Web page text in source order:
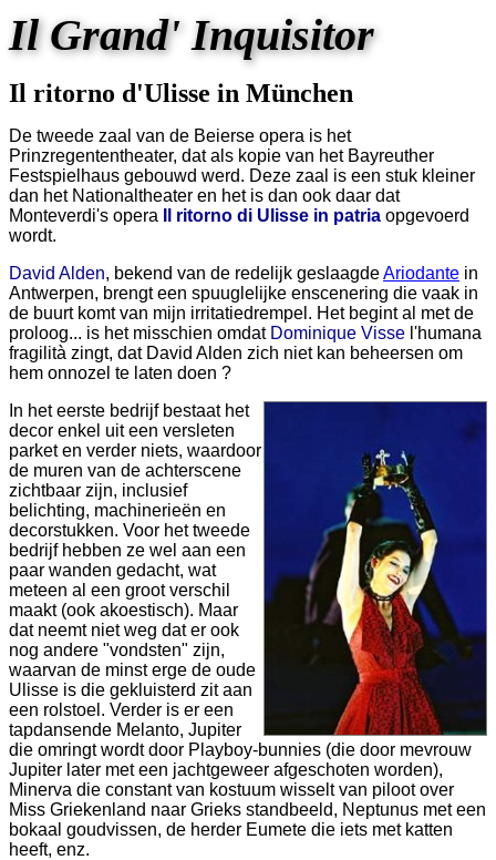
Il Grand' Inquisitor
Il ritorno d'Ulisse in München
De tweede zaal van de Beierse opera is het
Prinzregententheater, dat als kopie van het Bayreuther
Festspielhaus gebouwd werd. Deze zaal is een stuk kleiner
dan het Nationaltheater en het is dan ook daar dat
Monteverdi's opera
Il ritorno di Ulisse in patria opgevoerd
wordt.
David Alden, bekend van de redelijk geslaagdeAriodante in
Antwerpen, brengt een spuuglelijke enscenering die vaak in
de buurt komt van mijn irritatiedrempel. Het begint al met de
proloog... is het misschien omdat Dominique Visse l'humana
fragilità zingt, dat David Alden zich niet kan beheersen om
hem onnozel te laten doen ?
In het eerste bedrijf bestaat het
decor enkel uit een versleten
parket en verder niets, waardoor
de muren van de achterscene
zichtbaar zijn, inclusief
belichting, machinerieën en
decorstukken. Voor het tweede
bedrijf hebben ze wel aan een
paar wanden gedacht, wat
meteen al een groot verschil
maakt (ook akoestisch). Maar
dat neemt niet weg dat er ook
nog andere "vondsten" zijn,
waarvan de minst erge de oude
Ulisse is die gekluisterd zit aan
een rolstoel. Verder is er een
tapdansende Melanto, Jupiter
die omringt wordt door Playboy-bunnies (die door mevrouw
Jupiter later met een jachtgeweer afgeschoten worden),
Minerva die constant van kostuum wisselt van piloot over
Miss Griekenland naar Grieks standbeeld, Neptunus met een
bokaal goudvissen, de herder Eumete die iets met katten
heeft, enz.